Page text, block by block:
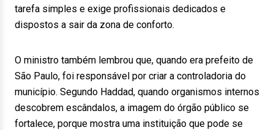
tarefa simples e exige profissionais dedicados e
dispostos a sair da zona de conforto.
O ministro também lembrou que, quando era prefeito de
São Paulo, foi responsável por criar a controladoria do
município. Segundo Haddad, quando organismos internos
descobrem escândalos, a imagem do órgão público se
fortalece, porque mostra uma instituição que pode se